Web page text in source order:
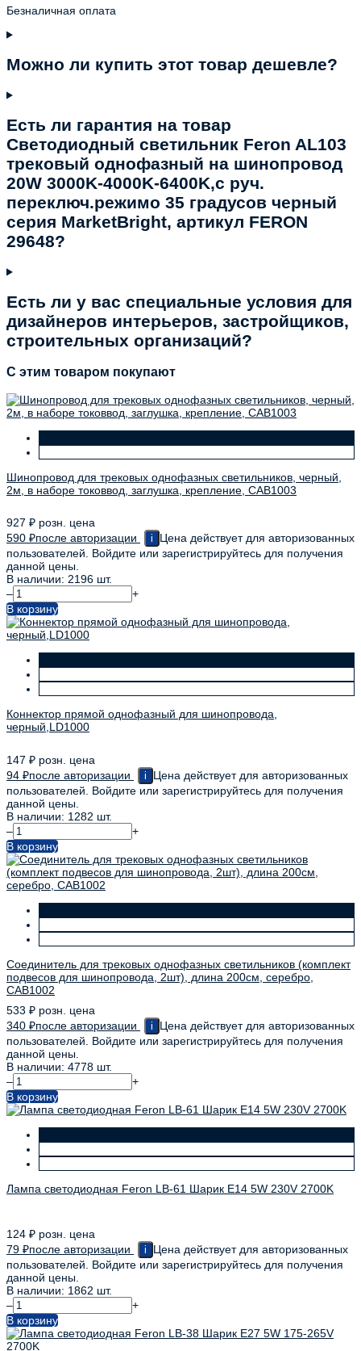
Безналичная оплата
Можно ли купить этот товар дешевле?
Есть ли гарантия на товар
Светодиодный светильник Feron AL103
трековый однофазный на шинопровод
20W 3000K-4000K-6400K,с руч.
переключ.режимо 35 градусов черный
серия MarketBright, артикул FERON
29648?
Есть ли у вас специальные условия для
дизайнеров интерьеров, застройщиков,
строительных организаций?
C этим товаром покупают
Шинопровод для трековых однофазных светильников, черный,
2м, в наборе токоввод, заглушка, крепление, CAB1003
927 ₽ розн. цена
590 ₽после авторизации i
Цена действует для авторизованных
пользователей. Войдите или зарегистрируйтесь для получения
данной цены.
В наличии: 2196 шт.
–
+
В корзину
Коннектор прямой однофазный для шинопровода,
черный,LD1000
147 ₽ розн. цена
94 ₽после авторизации i
Цена действует для авторизованных
пользователей. Войдите или зарегистрируйтесь для получения
данной цены.
В наличии: 1282 шт.
–
+
В корзину
Соединитель для трековых однофазных светильников (комплект
подвесов для шинопровода, 2шт), длина 200см, серебро,
CAB1002
533 ₽ розн. цена
340 ₽после авторизации i
Цена действует для авторизованных
пользователей. Войдите или зарегистрируйтесь для получения
данной цены.
В наличии: 4778 шт.
–
+
В корзину
Лампа светодиодная Feron LB-61 Шарик E14 5W 230V 2700K
124 ₽ розн. цена
79 ₽после авторизации i
Цена действует для авторизованных
пользователей. Войдите или зарегистрируйтесь для получения
данной цены.
В наличии: 1862 шт.
–
+
В корзину